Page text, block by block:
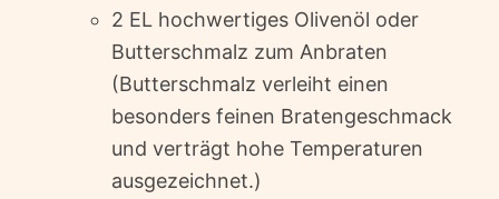
2 EL hochwertiges Olivenöl oder
Butterschmalz zum Anbraten
(Butterschmalz verleiht einen
besonders feinen Bratengeschmack
und verträgt hohe Temperaturen
ausgezeichnet.)